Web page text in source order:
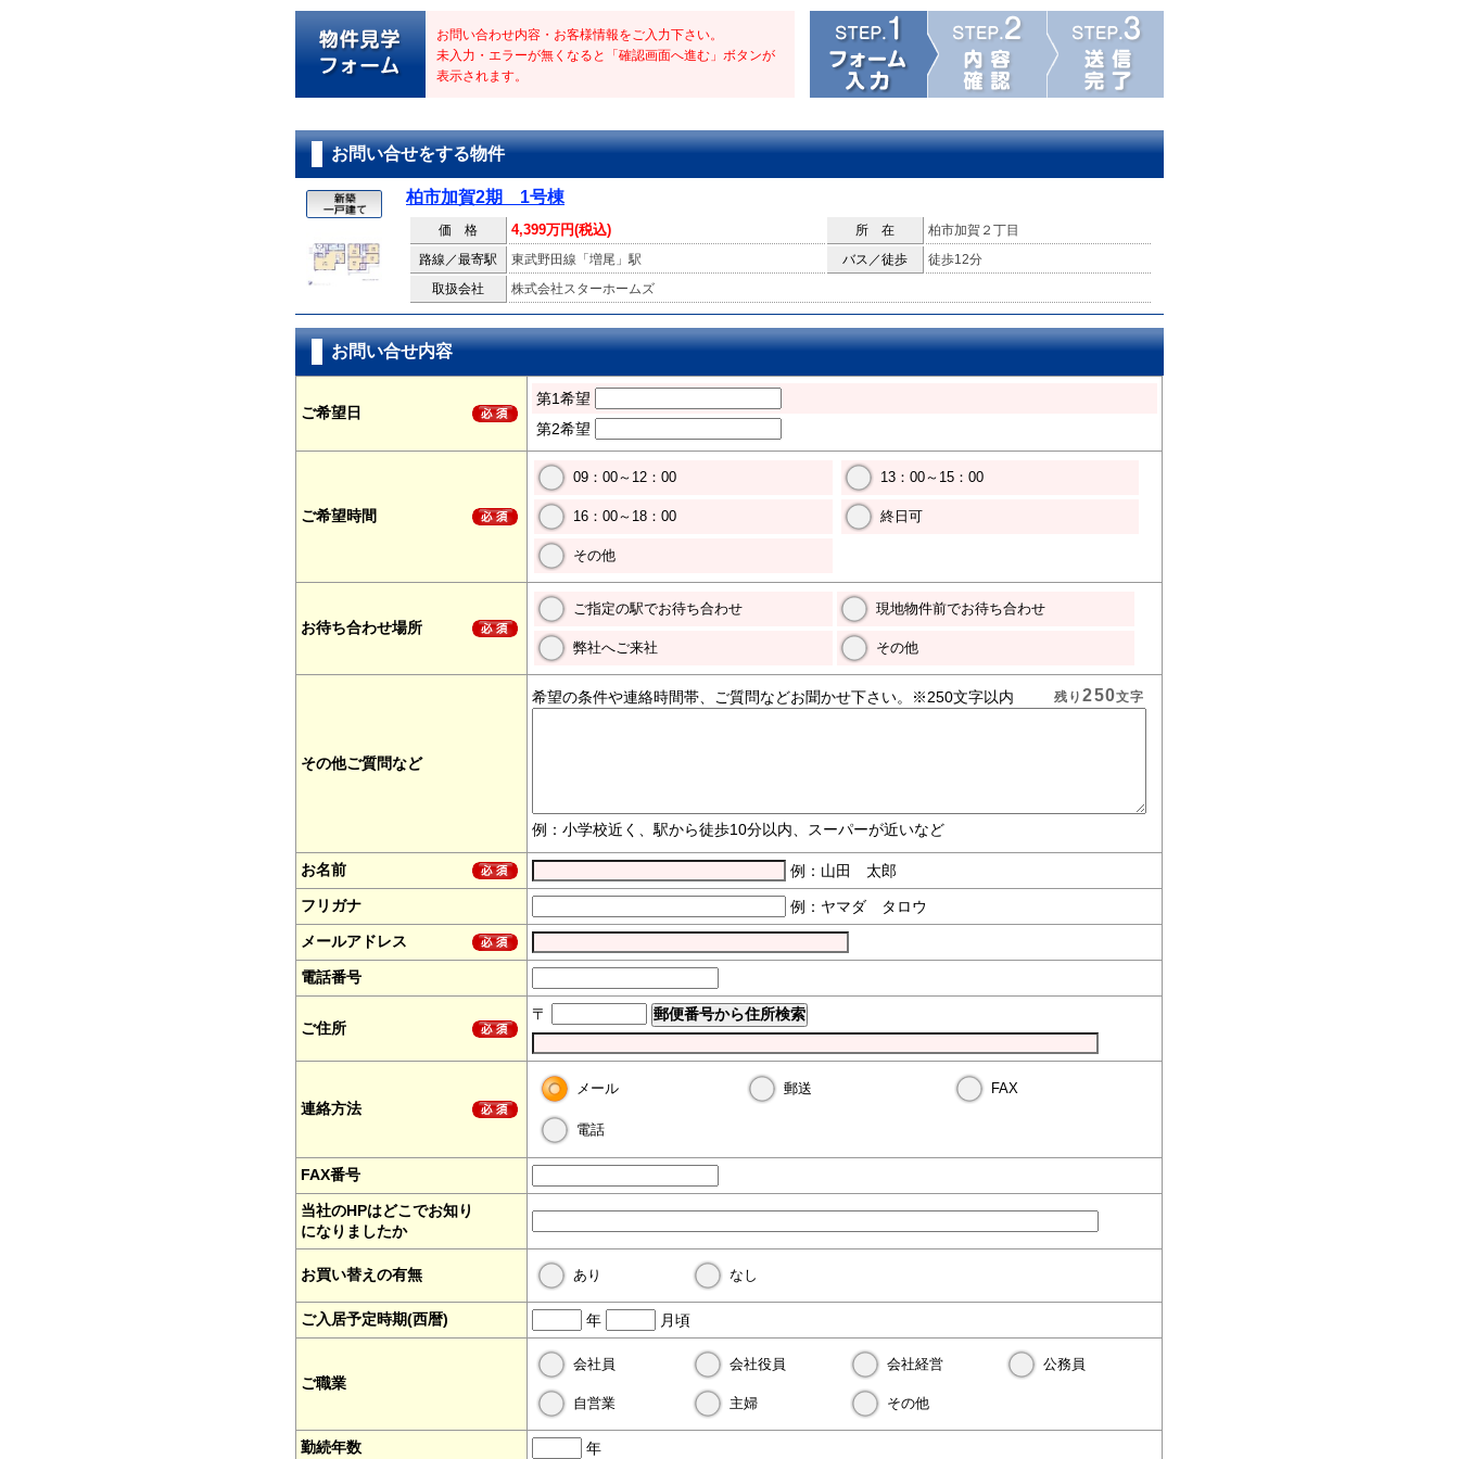
お問い合わせ内容・お客様情報をご入力下さい。
未入力・エラーが無くなると「確認画面へ進む」ボタンが
表示されます。
お問い合せをする物件
柏市加賀2期 1号棟
価 格 4,399万円(税込) 所 在
柏市加賀２丁目
路線／最寄駅
東武野田線「増尾」駅 バス／徒歩
徒歩12分
取扱会社
株式会社スターホームズ
お問い合せ内容
ご希望日
第1希望
第2希望
ご希望時間
09：00～12：00 13：00～15：00
16：00～18：00 終日可
その他
お待ち合わせ場所
ご指定の駅でお待ち合わせ 現地物件前でお待ち合わせ
弊社へご来社 その他
その他ご質問など
希望の条件や連絡時間帯、ご質問などお聞かせ下さい。※250文字以内
例：小学校近く、駅から徒歩10分以内、スーパーが近いなど
残り250文字
お名前
例：山田 太郎
フリガナ
例：ヤマダ タロウ
メールアドレス
電話番号
ご住所
〒
連絡方法
メール 郵送 FAX
電話
FAX番号
当社のHPはどこでお知り
になりましたか
お買い替えの有無 あり なし
ご入居予定時期(西暦) 年 月頃
ご職業
会社員 会社役員 会社経営 公務員
自営業 主婦 その他
勤続年数 年